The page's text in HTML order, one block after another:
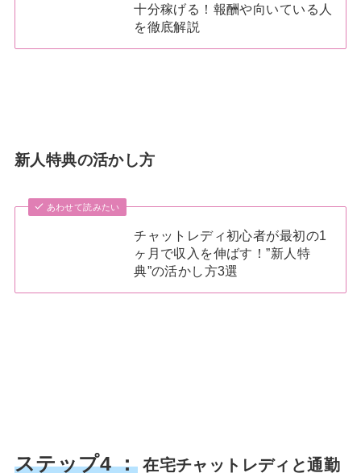
十分稼げる！報酬や向いている人
を徹底解説
新人特典の活かし方
あわせて読みたい
チャットレディ初心者が最初の1
ヶ月で収入を伸ばす！”新人特
典”の活かし方3選
ステップ4 ：在宅チャットレディと通勤